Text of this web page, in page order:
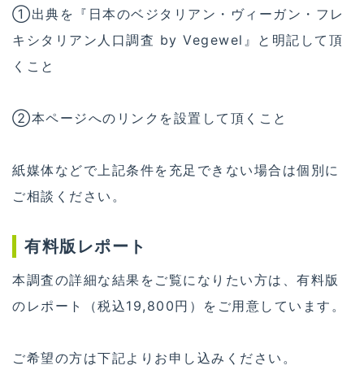
①出典を『日本のベジタリアン・ヴィーガン・フレ
キシタリアン人口調査 by Vegewel』と明記して頂
くこと
②本ページへのリンクを設置して頂くこと
紙媒体などで上記条件を充足できない場合は個別に
ご相談ください。
有料版レポート
本調査の詳細な結果をご覧になりたい方は、有料版
のレポート（税込19,800円）をご用意しています。
ご希望の方は下記よりお申し込みください。